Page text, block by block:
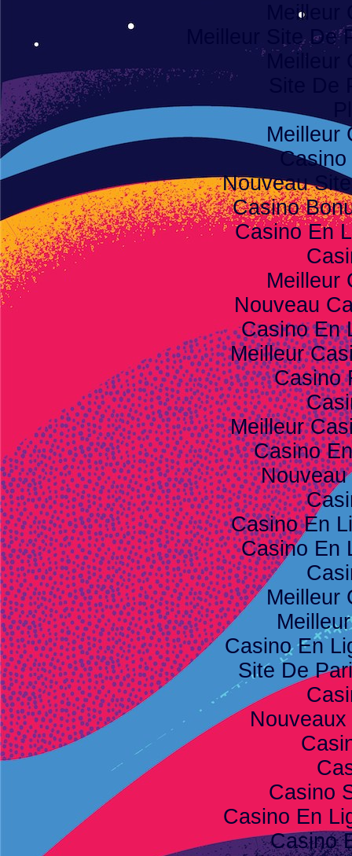
Meilleur Site
Meilleur
Casino
Nouveau
Casino
Casino En
Meilleur
Nouveau
Casino En
Meilleur
Casino
Meilleur
Casino
Casino En
Casino En
Meilleur
Casino En
Site De
Casino
Casino En
Casino